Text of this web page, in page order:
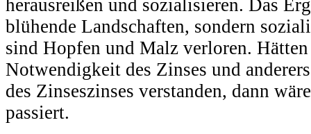
herausreißen und sozialisieren. Das
blühende Landschaften, sondern
sind Hopfen und Malz verloren.
Notwendigkeit des Zinses und
des Zinseszinses verstanden, dann
passiert.